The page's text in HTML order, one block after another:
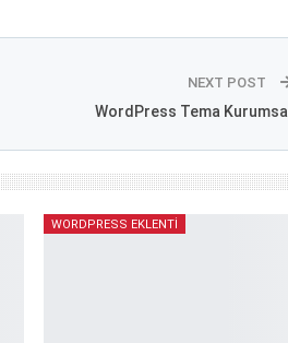
NEXT POST
WordPress Tema Kurumsal
WORDPRESS EKLENTI